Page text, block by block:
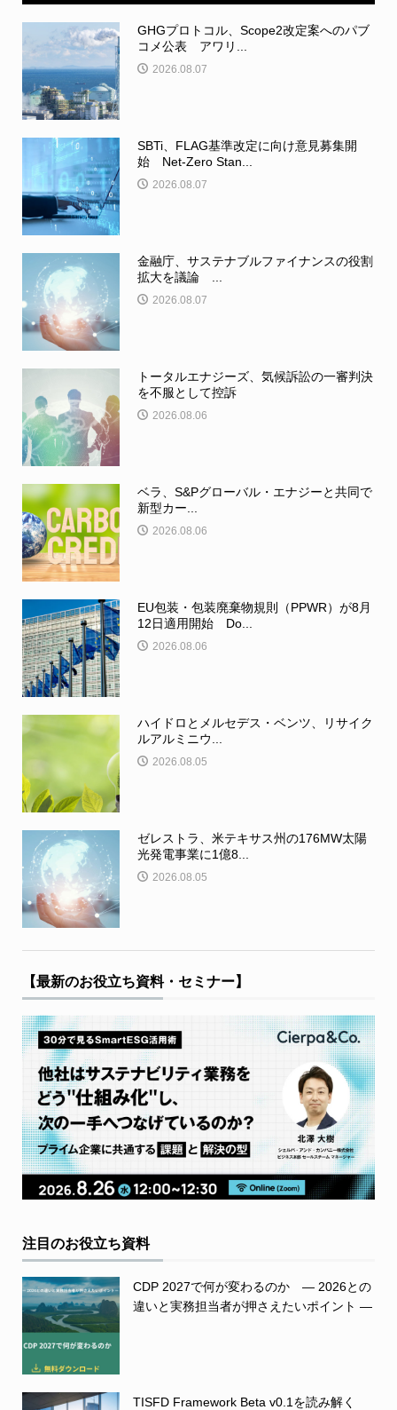
GHGプロトコル、Scope2改定案へのパブ
コメ公表 アワリ...
2026.08.07
SBTi、FLAG基準改定に向け意見募集開
始 Net-Zero Stan...
2026.08.07
金融庁、サステナブルファイナンスの役割
拡大を議論 ...
2026.08.07
トータルエナジーズ、気候訴訟の一審判決
を不服として控訴
2026.08.06
ベラ、S&Pグローバル・エナジーと共同で
新型カー...
2026.08.06
EU包装・包装廃棄物規則（PPWR）が8月
12日適用開始 Do...
2026.08.06
ハイドロとメルセデス・ベンツ、リサイク
ルアルミニウ...
2026.08.05
ゼレストラ、米テキサス州の176MW太陽
光発電事業に1億8...
2026.08.05
【最新のお役立ち資料・セミナー】
注目のお役立ち資料
CDP 2027で何が変わるのか ― 2026との
違いと実務担当者が押さえたいポイント ―
TISFD Framework Beta v0.1を読み解く